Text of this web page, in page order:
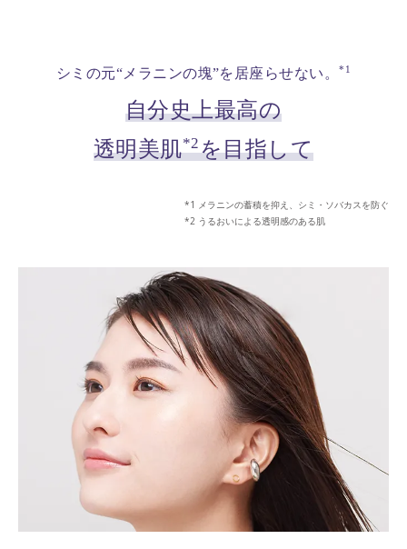
シミの元“メラニンの塊”を居座らせない。*1
自分史上最高の
透明美肌*2を目指して
メラニンの蓄積を抑え、シミ・ソバカスを防ぐ
うるおいによる透明感のある肌